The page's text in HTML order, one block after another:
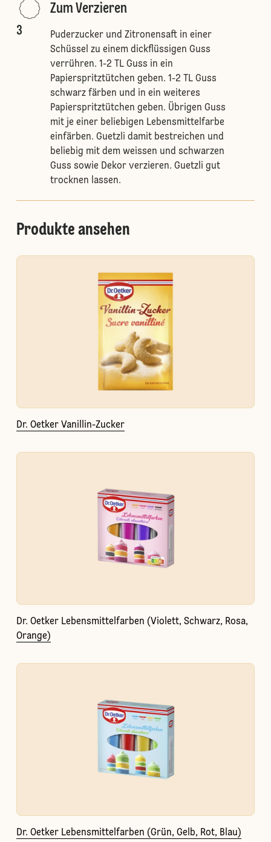
3
Zum Verzieren
Puderzucker und Zitronensaft in einer
Schüssel zu einem dickflüssigen Guss
verrühren. 1-2 TL Guss in ein
Papierspritztütchen geben. 1-2 TL Guss
schwarz färben und in ein weiteres
Papierspritztütchen geben. Übrigen Guss
mit je einer beliebigen Lebensmittelfarbe
einfärben. Guetzli damit bestreichen und
beliebig mit dem weissen und schwarzen
Guss sowie Dekor verzieren. Guetzli gut
trocknen lassen.
Produkte ansehen
Dr. Oetker Vanillin-Zucker
Dr. Oetker Lebensmittelfarben (Violett, Schwarz, Rosa,
Orange)
Dr. Oetker Lebensmittelfarben (Grün, Gelb, Rot, Blau)